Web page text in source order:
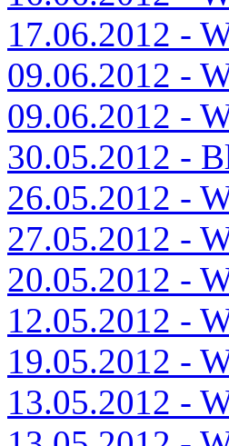
17.06.2012 -
09.06.2012 -
09.06.2012 -
30.05.2012 -
26.05.2012 -
27.05.2012 -
20.05.2012 -
12.05.2012 -
19.05.2012 -
13.05.2012 -